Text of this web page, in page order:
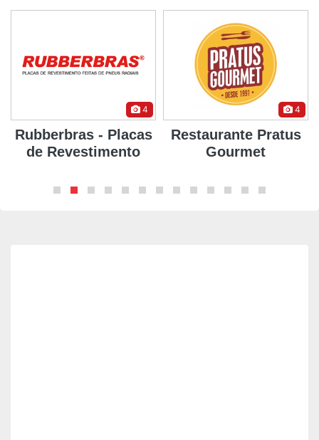
4
Rubberbras - Placas
de Revestimento
4
Restaurante Pratus
Gourmet